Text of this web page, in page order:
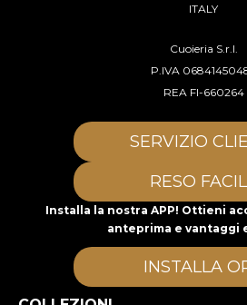
ITALY
Cuoieria S.r.l.
P.IVA
REA FI-660264
SERVIZIO
RESO
Installa la nostra APP! Ottieni
anteprima e vantaggi
INSTALLA